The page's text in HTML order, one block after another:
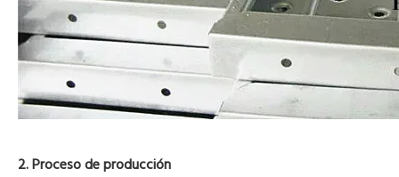
2. Proceso de producción